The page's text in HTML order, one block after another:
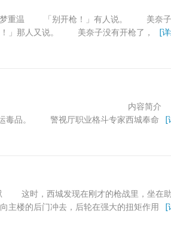
枪！」有人说。 美奈子一跳转
」那人又说。 美奈子没有开枪了，
[
介 日本黑社会组
运毒品。 警视厅职业格斗专家西城奉命
[
刚才的枪战里，坐在助手座上
楼的后门冲去，后轮在强大的扭矩作用
[